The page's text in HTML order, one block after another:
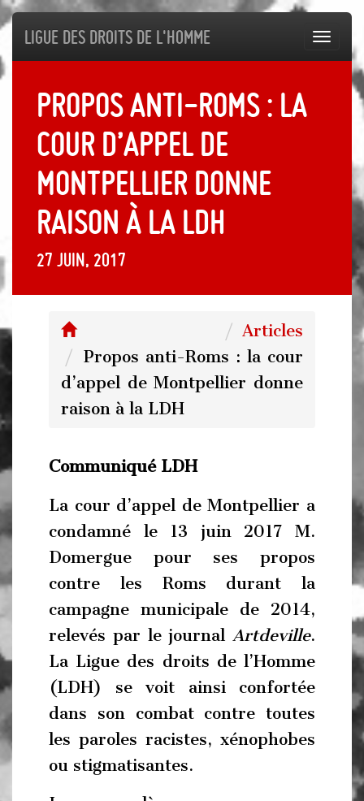
Ligue des droits de l'Homme
Propos anti-Roms : la
cour d’appel de
Montpellier donne
raison à la LDH
27 juin, 2017
Articles
Propos anti-Roms : la cour
d’appel de Montpellier donne
raison à la LDH
Communiqué LDH
La cour d’appel de Montpellier a
condamné le 13 juin 2017 M.
Domergue pour ses propos
contre les Roms durant la
campagne municipale de 2014,
relevés par le journal Artdeville.
La Ligue des droits de l’Homme
(LDH) se voit ainsi confortée
dans son combat contre toutes
les paroles racistes, xénophobes
ou stigmatisantes.